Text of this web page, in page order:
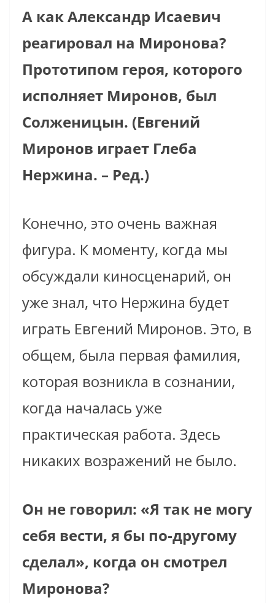
А как Александр Исаевич
реагировал на Миронова?
Прототипом героя, которого
исполняет Миронов, был
Солженицын. (Евгений
Миронов играет Глеба
Нержина. – Ред.)
Конечно, это очень важная
фигура. К моменту, когда мы
обсуждали киносценарий, он
уже знал, что Нержина будет
играть Евгений Миронов. Это, в
общем, была первая фамилия,
которая возникла в сознании,
когда началась уже
практическая работа. Здесь
никаких возражений не было.
Он не говорил: «Я так не могу
себя вести, я бы по-другому
сделал», когда он смотрел
Миронова?